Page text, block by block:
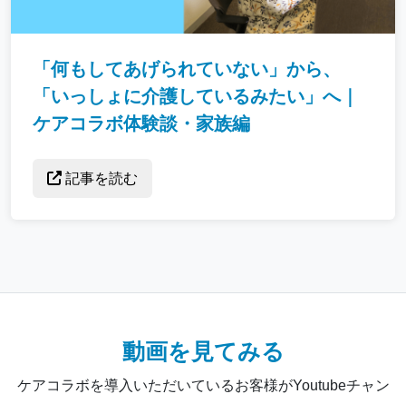
「何もしてあげられていない」から、
「いっしょに介護しているみたい」へ｜
ケアコラボ体験談・家族編
記事を読む
動画を見てみる
ケアコラボを導入いただいているお客様がYoutubeチャン